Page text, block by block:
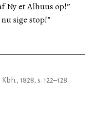
Ny et Alhuus op!”
sige stop!”
1828, s. 122–128.